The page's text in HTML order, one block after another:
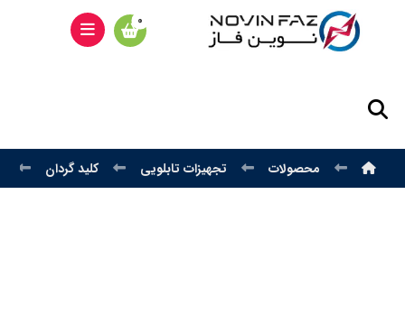
محصولات تجهیزات تابلویی کلید گردان